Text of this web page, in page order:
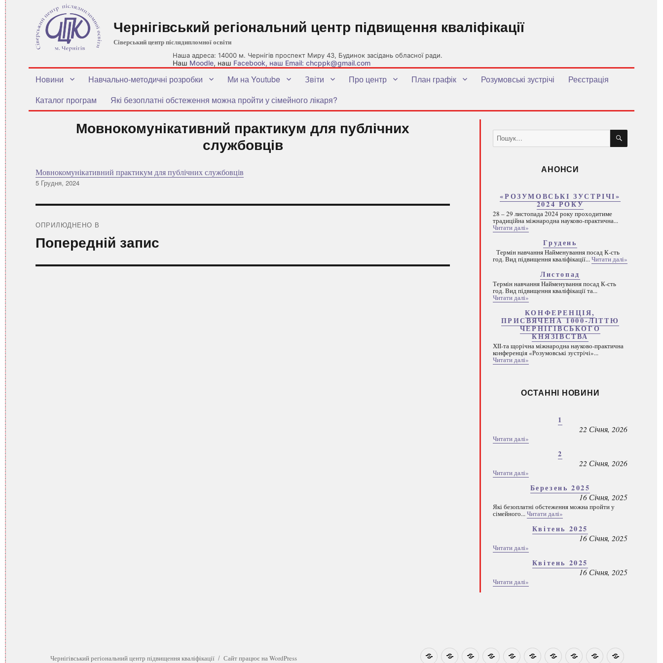
Наша адреса: 14000 м. Чернігів проспект Миру 43, Будинок засідань обласної ради.
Наш Moodle, наш Facebook, наш Email: chcppk@gmail.com
Чернігівський регіональний центр підвищення кваліфікації
Сіверський центр післядипломної освіти
Новини Навчально-методичні розробки Ми на Youtube Звіти Про центр План графік Розумовські зустрічі
Реєстрація
Каталог програм
Які безоплатні обстеження можна пройти у сімейного лікаря?
Мовнокомунікативний практикум для публічних
службовців
Мовнокомунікативний практикум для публічних службовців
Оприлюднено
5 Грудня, 2024
записів
ОПРИЛЮДНЕНО В
Попередній запис
Пошук
за
ШУКАТИ
АНОНСИ
«РОЗУМОВСЬКІ ЗУСТРІЧІ»
2024 РОКУ
28 – 29 листопада 2024 року проходитиме
традиційна міжнародна науково-практична...
Читати далі»
Грудень
Термін навчання Найменування посад К-сть
год. Вид підвищення кваліфікації...Читати далі»
Листопад
Термін навчання Найменування посад К-сть
год. Вид підвищення кваліфікації та...
Читати далі»
КОНФЕРЕНЦІЯ,
ПРИСВЯЧЕНА 1000-ЛІТТЮ
ЧЕРНІГІВСЬКОГО
КНЯЗІВСТВА
ХІІ-та щорічна міжнародна науково-практична
конференція «Розумовські зустрічі»...
Читати далі»
ОСТАННІ НОВИНИ
1
22 Січня, 2026
Читати далі»
2
22 Січня, 2026
Читати далі»
Березень 2025
16 Січня, 2025
Які безоплатні обстеження можна пройти у
сімейного...Читати далі»
Квітень 2025
16 Січня, 2025
Читати далі»
Квітень 2025
16 Січня, 2025
Читати далі»
НовиниНавчально-
Ми
Звіти Про
План Розумовські
Реєстрація
КаталогЯкі
Чернігівський регіональний центр підвищення кваліфікації Сайт працює на WordPress